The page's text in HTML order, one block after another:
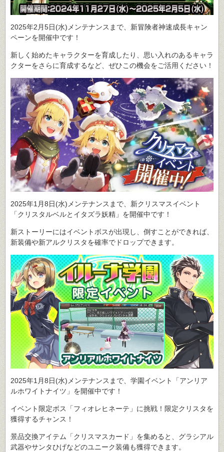
2025年2月5日(水)メンテナンスまで、新冒険者神速成長キャン
ペーンを開催中です！
新しく始めたキャラクターを育成したり、思い入れのあるキャラ
クターをさらに育成するなど、ぜひこの機会をご活用ください！
2025年1月8日(水)メンテナンスまで、新クリスマスイベント
「クリスタルベルとイタズラ妖精」を開催中です！
新ストーリーにはイベントボスが出現し、倒すことができれば、
新装備や新アルクリスタを確率でドロップできます。
2025年1月8日(水)メンテナンスまで、学園イベント「アンリア
ルホワイトナイツ」を開催中です！
イベント限定ボス「フィオレヒネーテ」に挑戦！限定クリスタを
獲得するチャンス！
景品交換アイテム「クリスマスカード」を集めると、グラシアル
武器やサンタひげなどのユニーク装備も獲得できます。